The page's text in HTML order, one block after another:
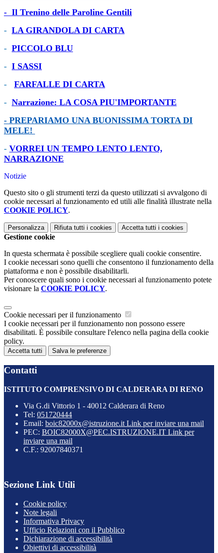
- Il Trenino delle Paroline Gentili
- LA GIRANDOLA DI CARTA
- PICCOLO BLU
- I SASSI
- FARFALLE DI CARTA
- Narrazione: LA COSA PIU'IMPORTANTE
- PREPARIAMO UNA BUONISSIMA TORTA DI
MELE!
- VORREI UN TEMPO LENTO LENTO,
NARRAZIONE
Notizie
Questo sito o gli strumenti terzi da questo utilizzati si avvalgono di
cookie necessari al funzionamento ed utili alle finalità illustrate nella
COOKIE POLICY.
Personalizza Rifiuta tutti i cookies Accetta tutti i cookies
Gestione cookie
In questa schermata è possibile scegliere quali cookie consentire.
I cookie necessari sono quelli che consentono il funzionamento della
piattaforma e non è possibile disabilitarli.
Per conoscere quali sono i cookie necessari al funzionamento potete
visionare la COOKIE POLICY.
Cookie necessari per il funzionamento
I cookie necessari per il funzionamento non possono essere
disabilitati. È possibile consultare l'elenco nella pagina della cookie
policy.
Accetta tutti Salva le preferenze
Contatti
ISTITUTO COMPRENSIVO DI CALDERARA DI RENO
Via G.di Vittorio 1 - 40012 Calderara di Reno
Tel: 051720444
Email: boic82000x@istruzione.it Link per inviare una mail
PEC: BOIC82000X@PEC.ISTRUZIONE.IT Link per
inviare una mail
C.F.: 92007840371
Sezione Link Utili
Cookie policy
Note legali
Informativa Privacy
Ufficio Relazioni con il Pubblico
Dichiarazione di accessibilità
Obiettivi di accessibilità